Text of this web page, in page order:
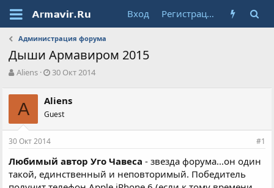
Вход Регистрация
Администрация форума
Дыши Армавиром 2015
А
т
р
т
е
ы
Aliens
Д
а
н
л
а
30 Окт 2014
A Aliens
Guest
30 Окт 2014 #1
Любимый автор Уго Чавеса - звезда форума...он один
такой, единственный и неповторимый. Победитель